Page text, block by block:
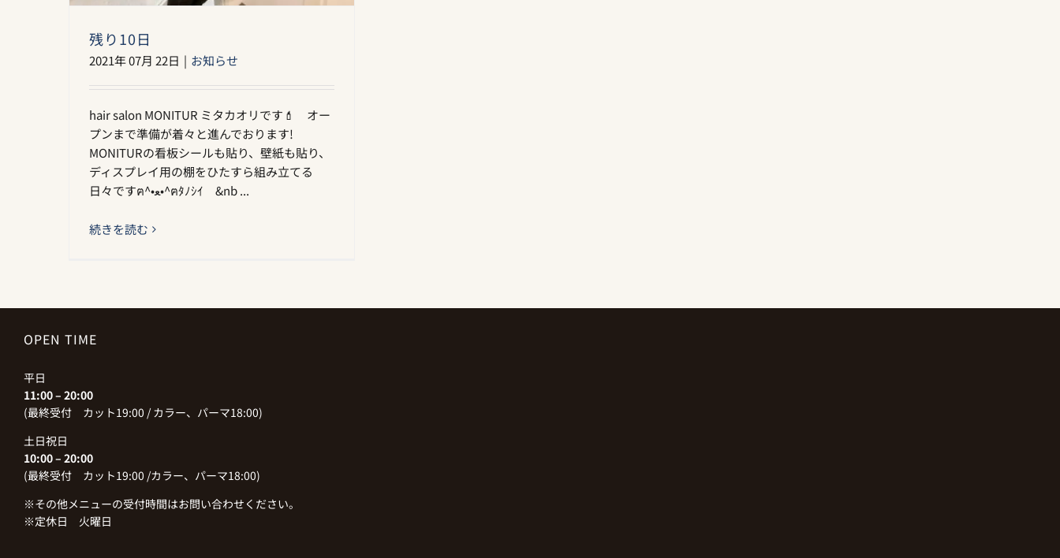
残り10日
2021年 07月 22日 | お知らせ
hair salon MONITUR ミタカオリです💄 オー
プンまで準備が着々と進んでおります!
MONITURの看板シールも貼り、壁紙も貼り、
ディスプレイ用の棚をひたすら組み立てる
日々ですฅ^•ﻌ•^ฅﾀﾉｼｲ &nb ...
続きを読む
OPEN TIME
平日
11:00 – 20:00
(最終受付 カット19:00 / カラー、パーマ18:00)
土日祝日
10:00 – 20:00
(最終受付 カット19:00 /カラー、パーマ18:00)
※その他メニューの受付時間はお問い合わせください。
※定休日 火曜日